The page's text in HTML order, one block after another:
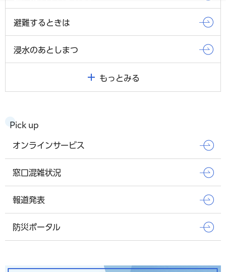
避難するときは
浸水のあとしまつ
もっとみる
Pick up
オンラインサービス
窓口混雑状況
報道発表
防災ポータル